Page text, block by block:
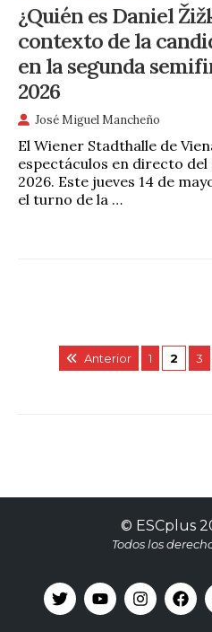
¿Quién es Daniel
contexto de la
en la segunda
2026
José Miguel Mancheño
El Wiener Stadthalle de
espectáculos en directo del
2026. Este jueves 14 de
el turno de la …
Anterior 1 2 3
© ESCplus
Todos los